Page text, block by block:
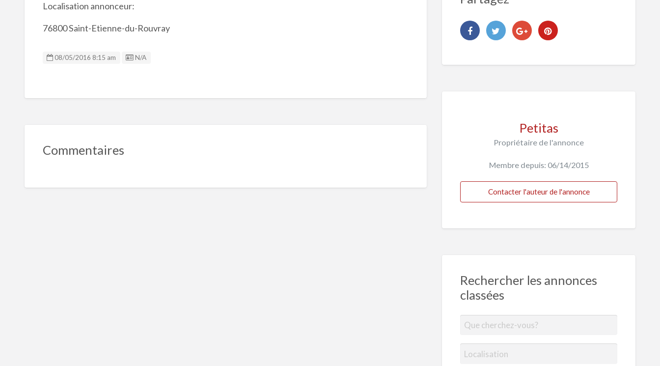
Localisation annonceur:
76800 Saint-Etienne-du-Rouvray
08/05/2016 8:15 am Listing ID
N/A
Commentaires
Petitas
Propriétaire de l'annonce
Membre depuis: 06/14/2015
Contacter l'auteur de l'annonce
Rechercher les annonces
classées